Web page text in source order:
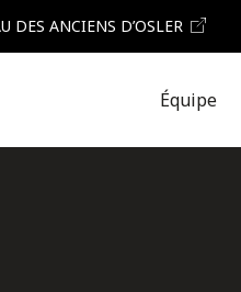
DES ANCIENS D’OSLER
Équipe